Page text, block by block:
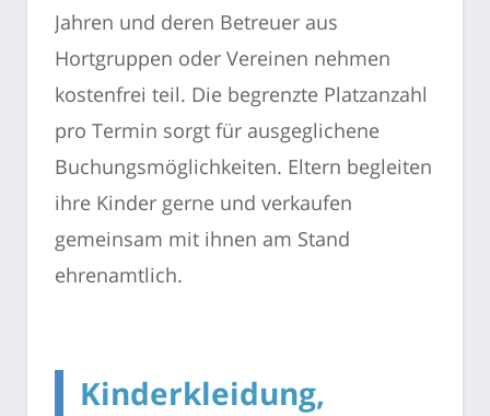
Jahren und deren Betreuer aus
Hortgruppen oder Vereinen nehmen
kostenfrei teil. Die begrenzte Platzanzahl
pro Termin sorgt für ausgeglichene
Buchungsmöglichkeiten. Eltern begleiten
ihre Kinder gerne und verkaufen
gemeinsam mit ihnen am Stand
ehrenamtlich.
Kinderkleidung,